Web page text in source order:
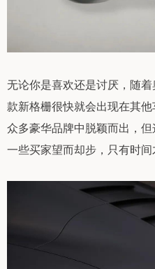
无论你是喜欢还是讨厌，随
款新格栅很快就会出现在其
众多豪华品牌中脱颖而出，
一些买家望而却步，只有时间